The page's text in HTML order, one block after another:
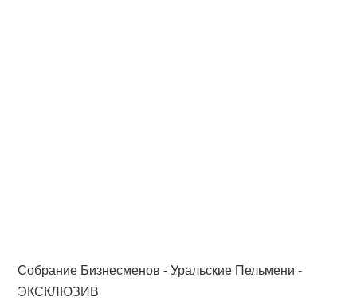
Собрание Бизнесменов - Уральские Пельмени -
ЭКСКЛЮЗИВ